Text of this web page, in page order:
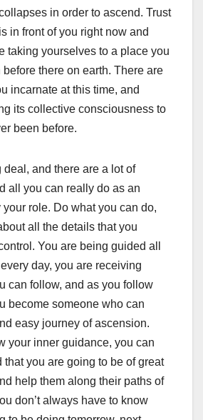
in order to ascend. Trust
in front of you right now and
taking yourselves to a place you
there on earth. There are
incarnate at this time, and
its collective consciousness to
been before.
and there are a lot of
all you can really do as an
role. Do what you can do,
all the details that you
You are being guided all
day, you are receiving
can follow, and as you follow
become someone who can
easy journey of ascension.
your inner guidance, you can
that you are going to be of great
help them along their paths of
don’t always have to know